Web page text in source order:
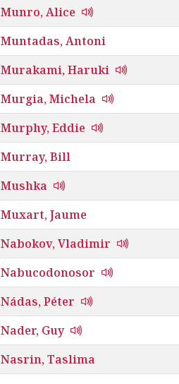
Munro, Alice
Muntadas, Antoni
Murakami, Haruki
Murgia, Michela
Murphy, Eddie
Murray, Bill
Mushka
Muxart, Jaume
Nabokov, Vladimir
Nabucodonosor
Nádas, Péter
Nader, Guy
Nasrin, Taslima